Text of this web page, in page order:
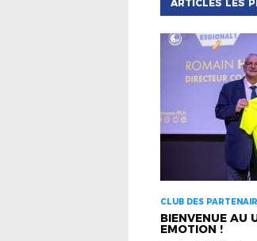
ARTICLES LES
CLUB DES
BIENVENUE AU
EMOTION !